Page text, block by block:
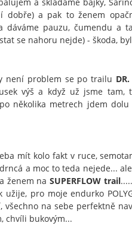
a pak to ženem
dáváme pauzu, čumendu a
se nahoru nejde) - škoda,
není problem se po trailu
výš a když už jsme tam,
několika metrech jdem
mít kolo fakt v ruce,
a moc to teda nejede...
ženem naSUPERFLOW trail
pro moje endurko
všechno na sebe perfektně
chvíli bukovým...